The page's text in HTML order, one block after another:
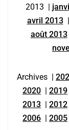
2013 |
avril 2013 |
août 2013
Archives |
2020 | 2019
2013 | 2012
2006 | 2005